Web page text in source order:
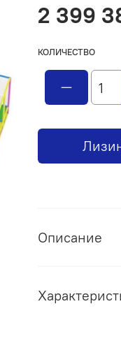
2 399
КОЛИЧЕСТВО
Описание